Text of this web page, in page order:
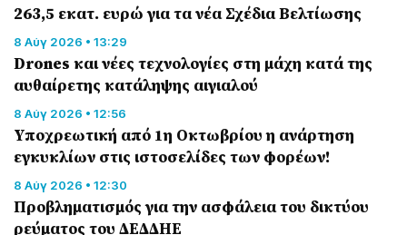
263,5 εκατ. ευρώ για τα νέα Σχέδια Βελτίωσης
8 Αύγ 2026 • 13:29
Drones και νέες τεχνολογίες στη μάχη κατά της
αυθαίρετης κατάληψης αιγιαλού
8 Αύγ 2026 • 12:56
Υποχρεωτική από 1η Οκτωβρίου η ανάρτηση
εγκυκλίων στις ιστοσελίδες των φορέων!
8 Αύγ 2026 • 12:30
Προβληματισμός για την ασφάλεια του δικτύου
ρεύματος του ΔΕΔΔΗΕ